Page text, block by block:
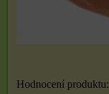
Hodnocení produktu: